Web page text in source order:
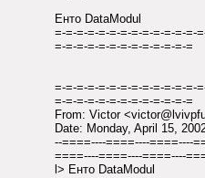
Енто DataModul
=-=-=-=-=-=-=-=-=-=-=-=-=-
=-=-=-=-=-=-=-=-=-=-=-=-=
=-=-=-=-=-=-=-=-=-=-=-=-=-
=-=-=-=-=-=-=-=-=-=-=-=-=
From: Victor
Date: Monday, April 15,
--====----====----====----
====----====----====----
l> Енто DataModul